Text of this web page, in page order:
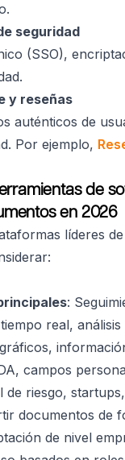
seguridad
(SSO),
y reseñas
auténticos de
Por ejemplo,
de
en 2026
líderes de
:
real,
campos
de riesgo,
documentos de
de nivel